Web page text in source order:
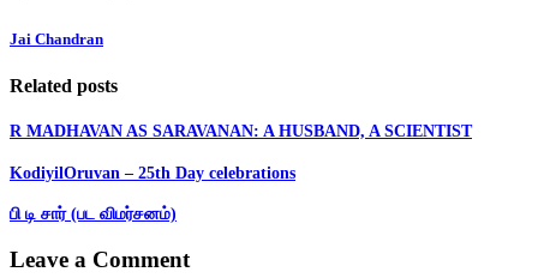
Jai Chandran
Related posts
R MADHAVAN AS SARAVANAN: A HUSBAND, A SCIENTIST
KodiyilOruvan – 25th Day celebrations
பி டி சார் (பட விமர்சனம்)
Leave a Comment